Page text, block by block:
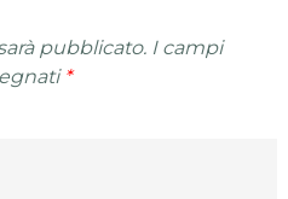
pubblicato.I campi
*